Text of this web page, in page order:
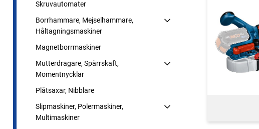
Skruvautomater
Borrhammare, Mejselhammare,
Håltagningsmaskiner
Magnetborrmaskiner
Mutterdragare, Spärrskaft,
Momentnycklar
Plåtsaxar, Nibblare
Slipmaskiner, Polermaskiner,
Multimaskiner